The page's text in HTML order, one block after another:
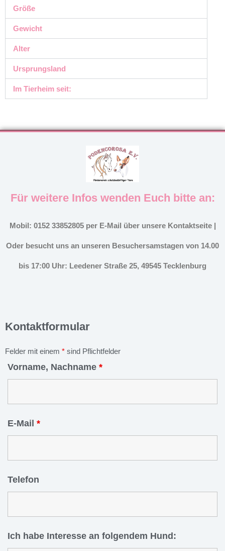
Größe
Gewicht
Alter
Ursprungsland
Im Tierheim seit:
Für weitere Infos wenden Euch bitte an:
Mobil: 0152 33852805 per E-Mail über unsere Kontaktseite |
Oder besucht uns an unseren Besuchersamstagen von 14.00
bis 17:00 Uhr: Leedener Straße 25, 49545 Tecklenburg
Kontaktformular
Felder mit einem * sind Pflichtfelder
Vorname, Nachname *
E-Mail *
Telefon
Ich habe Interesse an folgendem Hund: